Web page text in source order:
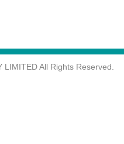
All Rights Reserved.